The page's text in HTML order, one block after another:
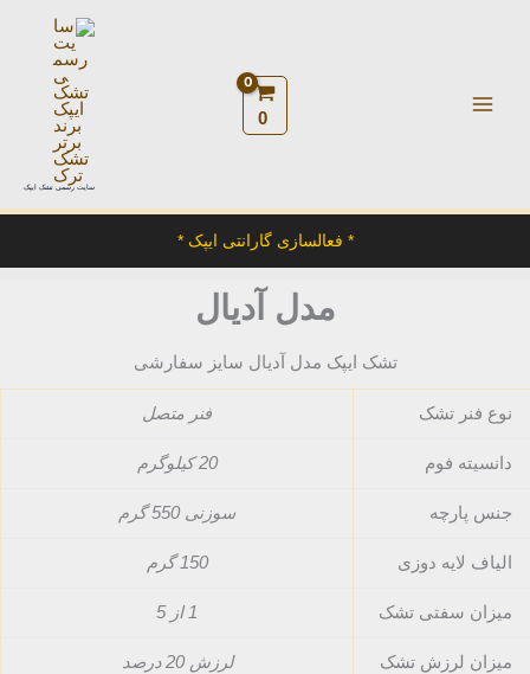
0
سایت رسمی تشک ایپک
* فعالسازی گارانتی ایپک *
مدل آدیال
تشک ایپک مدل آدیال سایز سفارشی
نوع فنر تشک فنر متصل
دانسیته فوم 20 کیلوگرم
جنس پارچه سوزنی 550 گرم
الیاف لایه دوزی 150 گرم
میزان سفتی تشک 1 از 5
میزان لرزش تشک لرزش 20 درصد